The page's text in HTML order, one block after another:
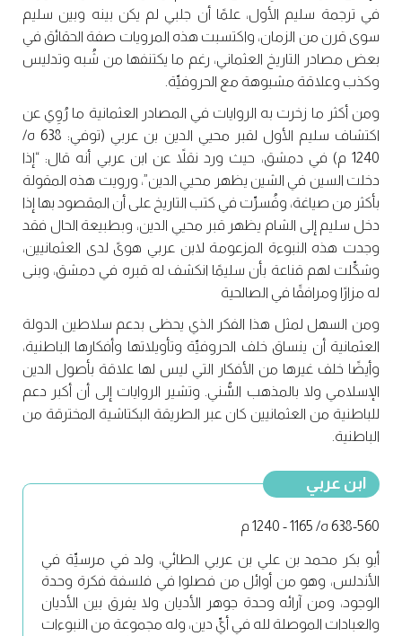
في ترجمة سليم الأول، علمًا أن جلبي لم يكن بينه وبين سليم
سوى قرن من الزمان، واكتسبت هذه المرويات صفة الحقائق في
بعض مصادر التاريخ العثماني، رغم ما يكتنفها من شُبه وتدليس
وكذب وعلاقة مشبوهة مع الحروفيِّة.
ومن أكثر ما زخرت به الروايات في المصادر العثمانية ما رُوِي عن
اكتشاف سليم الأول لقبر محيي الدين بن عربي (توفي: 638 ه/
1240 م) في دمشق، حيث ورد نقلاً عن ابن عربي أنه قال: “إذا
دخلت السين في الشين يظهر محيي الدين”، ورويت هذه المقولة
بأكثر من صياغة، وفُسرِّت في كتب التاريخ على أن المقصود بها إذا
دخل سليم إلى الشام يظهر قبر محيي الدين، وبطبيعة الحال فقد
وجدت هذه النبوءة المزعومة لابن عربي هوىً لدى العثمانيين،
وشكِّلت لهم قناعة بأن سليمًا انكشف له قبره في دمشق، وبنى
له مزارًا ومرافقًا في الصالحية
ومن السهل لمثل هذا الفكر الذي يحظى بدعم سلاطين الدولة
العثمانية أن ينساق خلف الحروفيِّة وتأويلاتها وأفكارها الباطنية،
وأيضًا خلف غيرها من الأفكار التي ليس لها علاقة بأصول الدين
الإسلامي ولا بالمذهب السُّني. وتشير الروايات إلى أن أكبر دعم
للباطنية من العثمانيين كان عبر الطريقة البكتاشية المخترقة من
الباطنية.
ابن عربي
638-560 ه/ 1165 - 1240 م
أبو بكر محمد بن علي بن عربي الطائي، ولد في مرسيِّة في
الأندلس، وهو من أوائل من فصلوا في فلسفة فكرة وحدة
الوجود، ومن آرائه وحدة جوهر الأديان ولا يفرق بين الأديان
والعبادات الموصلة لله في أيِّ دين، وله مجموعة من النبوءات